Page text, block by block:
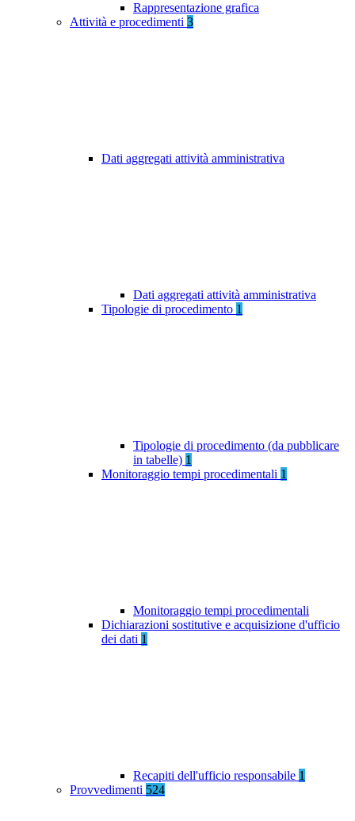
Rappresentazione grafica
Attività e procedimenti 3
Dati aggregati attività amministrativa
Dati aggregati attività amministrativa
Tipologie di procedimento 1
Tipologie di procedimento (da pubblicare
in tabelle) 1
Monitoraggio tempi procedimentali 1
Monitoraggio tempi procedimentali
Dichiarazioni sostitutive e acquisizione d'ufficio
dei dati 1
Recapiti dell'ufficio responsabile 1
Provvedimenti 524